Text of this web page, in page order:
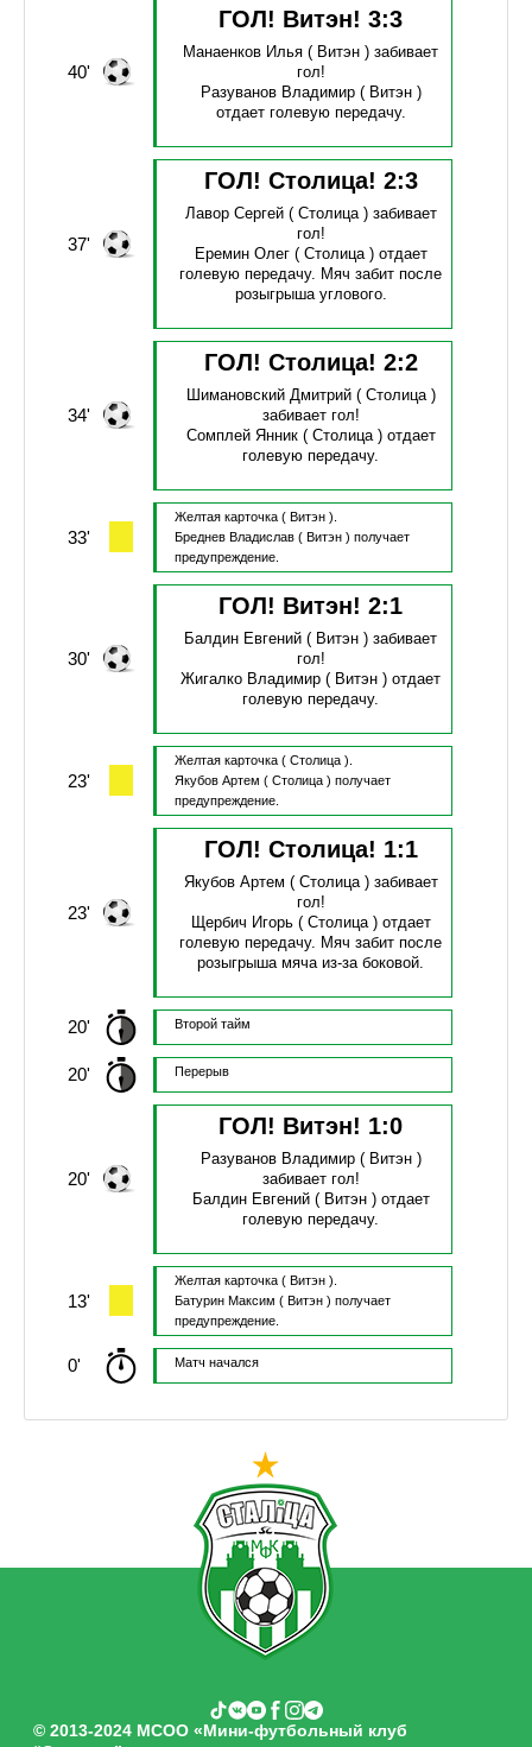
40'
ГОЛ! Витэн!3:3
Манаенков Илья ( Витэн )забивает
гол!
Разуванов Владимир( Витэн )
отдает голевую передачу.
37'
ГОЛ! Столица! 2:3
Лавор Сергей( Столица ) забивает
гол!
Еремин Олег( Столица ) отдает
голевую передачу. Мяч забит после
розыгрыша углового.
34'
ГОЛ! Столица! 2:2
Шимановский Дмитрий( Столица )
забивает гол!
Сомплей Янник( Столица ) отдает
голевую передачу.
33'
Желтая карточка ( Витэн ).
Бреднев Владислав( Витэн ) получает
предупреждение.
30'
ГОЛ! Витэн!2:1
Балдин Евгений ( Витэн )забивает
гол!
Жигалко Владимир ( Витэн )отдает
голевую передачу.
23'
Желтая карточка ( Столица ).
Якубов Артем ( Столица ) получает
предупреждение.
23'
ГОЛ! Столица! 1:1
Якубов Артем ( Столица ) забивает
гол!
Щербич Игорь( Столица ) отдает
голевую передачу. Мяч забит после
розыгрыша мяча из-за боковой.
20' Второй тайм
20' Перерыв
20'
ГОЛ! Витэн! 1:0
Разуванов Владимир( Витэн )
забивает гол!
Балдин Евгений( Витэн ) отдает
голевую передачу.
13'
Желтая карточка ( Витэн ).
Батурин Максим ( Витэн ) получает
предупреждение.
0' Матч начался
© 2013-2024 МСОО «Мини-футбольный клуб